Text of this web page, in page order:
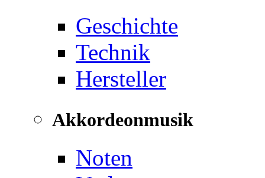
Geschichte
Technik
Hersteller
Akkordeonmusik
Noten